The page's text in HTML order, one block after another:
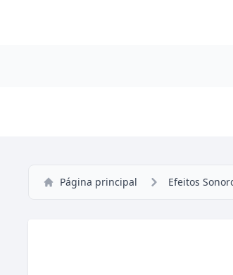
Página principal Efeitos